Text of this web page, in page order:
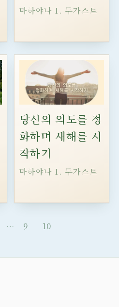
마하야나 I. 두가스트
당신의 의도를 정
화하며 새해를 시
작하기
마하야나 I. 두가스트
… 9 10